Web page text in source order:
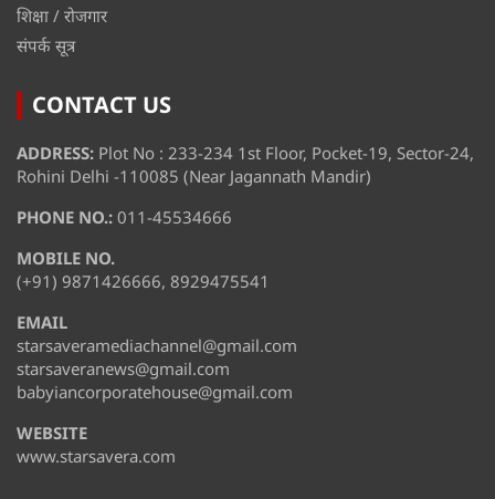
शिक्षा / रोजगार
संपर्क सूत्र
CONTACT US
ADDRESS: Plot No : 233-234 1st Floor, Pocket-19, Sector-24,
Rohini Delhi -110085 (Near Jagannath Mandir)
PHONE NO.: 011-45534666
MOBILE NO.
(+91) 9871426666, 8929475541
EMAIL
starsaveramediachannel@gmail.com
starsaveranews@gmail.com
babyiancorporatehouse@gmail.com
WEBSITE
www.starsavera.com